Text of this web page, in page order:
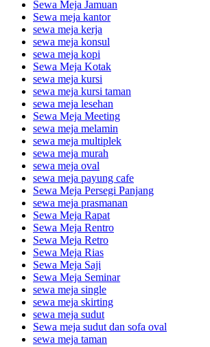
Sewa Meja Jamuan
Sewa meja kantor
sewa meja kerja
sewa meja konsul
sewa meja kopi
Sewa Meja Kotak
sewa meja kursi
sewa meja kursi taman
sewa meja lesehan
Sewa Meja Meeting
sewa meja melamin
sewa meja multiplek
sewa meja murah
sewa meja oval
sewa meja payung cafe
Sewa Meja Persegi Panjang
sewa meja prasmanan
Sewa Meja Rapat
Sewa Meja Rentro
Sewa Meja Retro
Sewa Meja Rias
Sewa Meja Saji
Sewa Meja Seminar
sewa meja single
sewa meja skirting
sewa meja sudut
Sewa meja sudut dan sofa oval
sewa meja taman